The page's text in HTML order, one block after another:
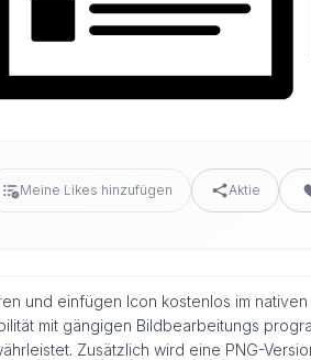
Meine Likes hinzufügen Aktie
und einfügen Icon kostenlos im
mit gängigen Bildbearbeitungs
Zusätzlich wird eine PNG-